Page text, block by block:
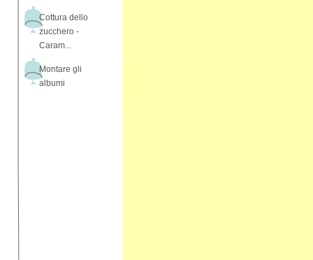
Cottura dello
zucchero -
Caram...
Montare gli
albumi